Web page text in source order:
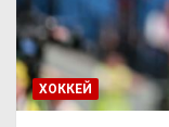
ХОККЕЙ